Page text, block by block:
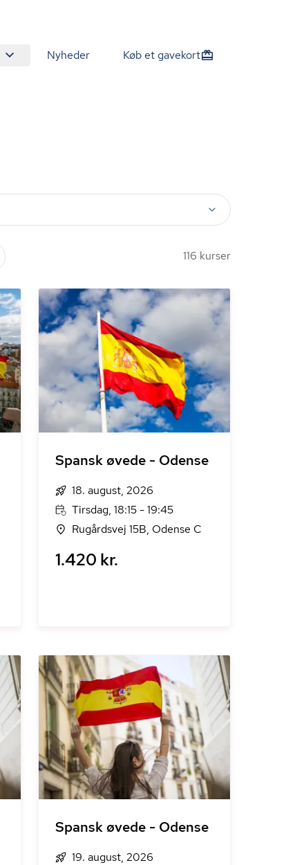
Nyheder Køb et gavekort
116 kurser
Spansk øvede - Odense
18. august, 2026
Tirsdag, 18:15 - 19:45
Rugårdsvej 15B, Odense C
1.420 kr.
Spansk øvede - Odense
19. august, 2026